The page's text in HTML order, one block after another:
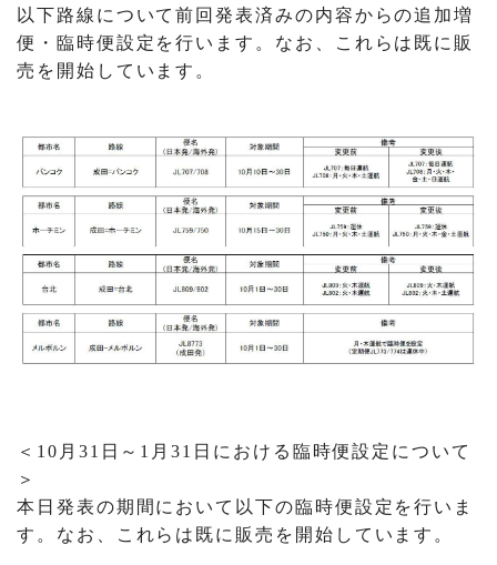
以下路線について前回発表済みの内容からの追加増
便・臨時便設定を行います。なお、これらは既に販
売を開始しています。
＜10月31日～1月31日における臨時便設定について
＞
本日発表の期間において以下の臨時便設定を行いま
す。なお、これらは既に販売を開始しています。